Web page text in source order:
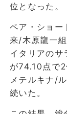
位となった。
ペア・ショー
来/木原龍一
イタリアのサ
が74.10点で2
メテルキナ/
続いた。